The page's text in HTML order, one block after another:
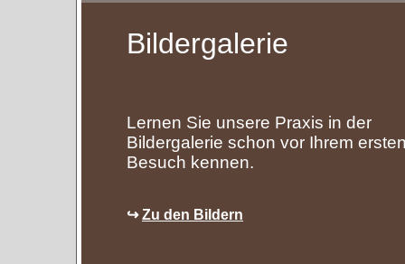
Bildergalerie
Lernen Sie unsere Praxis in der
Bildergalerie schon vor Ihrem
Besuch kennen.
↪Zu den Bildern